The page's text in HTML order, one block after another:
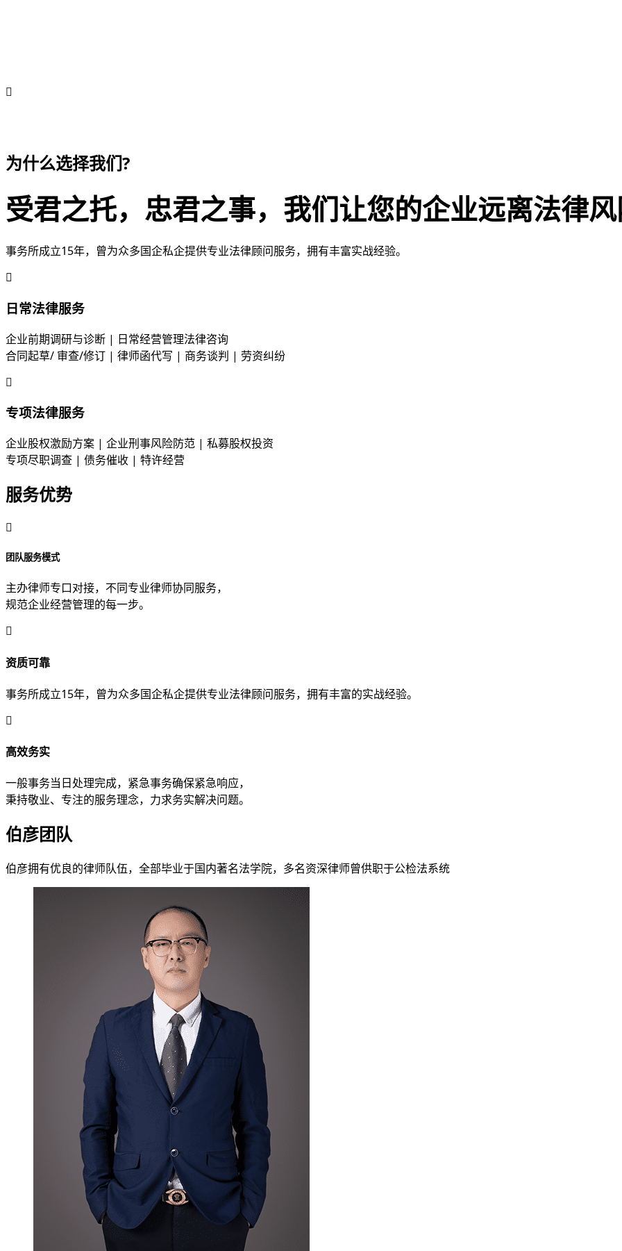
为什么选择我们?
受君之托，忠君之事，我们让您的企业远离法律
事务所成立15年，曾为众多国企私企提供专业法律顾问服务，拥有丰富实战经验。
日常法律服务
企业前期调研与诊断 | 日常经营管理法律咨询
合同起草/ 审查/修订 | 律师函代写 | 商务谈判 | 劳资纠纷
专项法律服务​
企业股权激励方案 | 企业刑事风险防范 | 私募股权投资
专项尽职调查 | 债务催收 | 特许经营
服务优势
团队服务模式
主办律师专口对接，不同专业律师协同服务，
规范企业经营管理的每一步。
资质可靠
事务所成立15年，曾为众多国企私企提供专业法律顾问服务，拥有丰富的实战经验。
高效务实
一般事务当日处理完成，紧急事务确保紧急响应，
秉持敬业、专注的服务理念，力求务实解决问题。
伯彦团队
伯彦拥有优良的律师队伍，全部毕业于国内著名法学院，多名资深律师曾供职于公检法系统